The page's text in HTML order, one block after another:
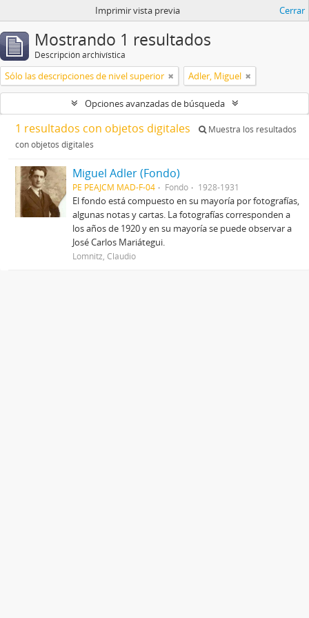
Imprimir vista previa Cerrar
Mostrando 1 resultados
Descripción archivística
Sólo las descripciones de nivel superior Adler, Miguel
Opciones avanzadas de búsqueda
1 resultados con objetos digitales
Muestra los resultados
con objetos digitales
Miguel Adler (Fondo)
PE PEAJCM MAD-F-04 Fondo 1928-1931
El fondo está compuesto en su mayoría por fotografías,
algunas notas y cartas. La fotografías corresponden a
los años de 1920 y en su mayoría se puede observar a
José Carlos Mariátegui.
Lomnitz, Claudio